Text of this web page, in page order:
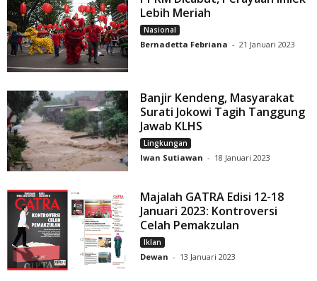
Lebih Meriah
Nasional
Bernadetta Febriana - 21 Januari 2023
Banjir Kendeng, Masyarakat
Surati Jokowi Tagih Tanggung
Jawab KLHS
Lingkungan
Iwan Sutiawan - 18 Januari 2023
Majalah GATRA Edisi 12-18
Januari 2023: Kontroversi
Celah Pemakzulan
Iklan
Dewan - 13 Januari 2023